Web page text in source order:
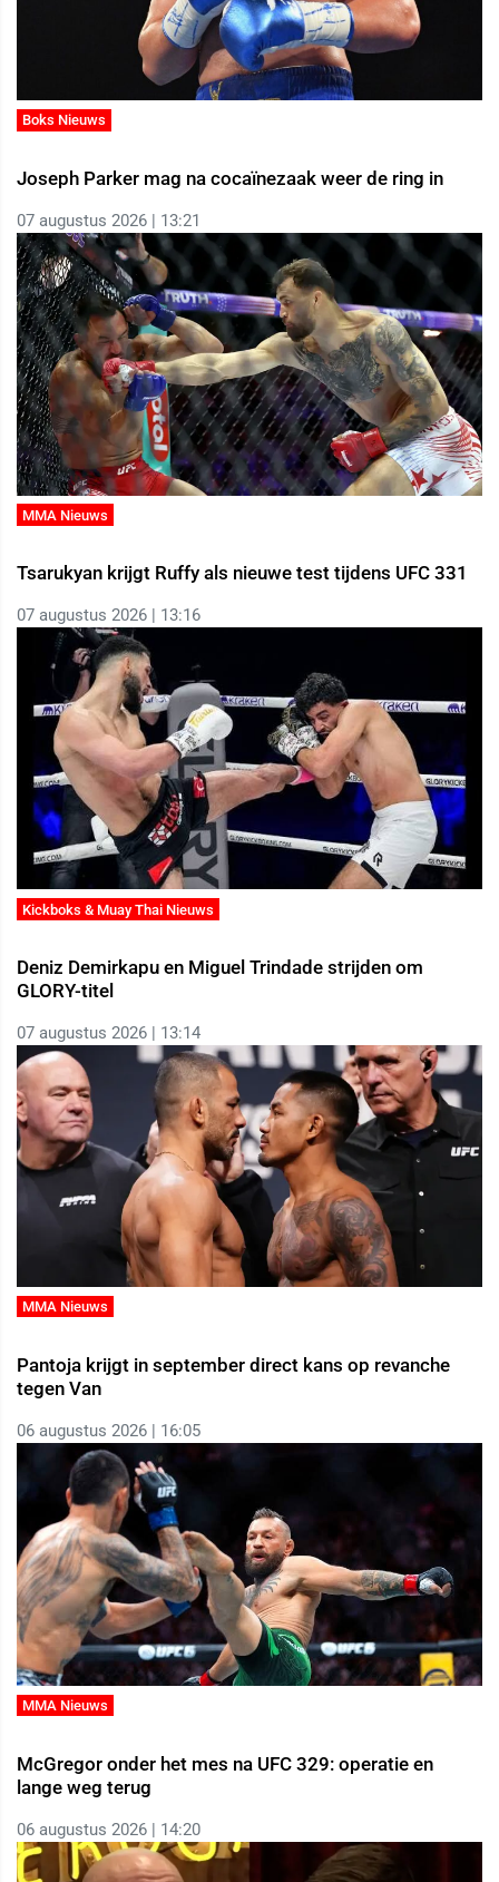
Boks Nieuws
Joseph Parker mag na cocaïnezaak weer de ring in
07 augustus 2026 | 13:21
MMA Nieuws
Tsarukyan krijgt Ruffy als nieuwe test tijdens UFC 331
07 augustus 2026 | 13:16
Kickboks & Muay Thai Nieuws
Deniz Demirkapu en Miguel Trindade strijden om
GLORY-titel
07 augustus 2026 | 13:14
MMA Nieuws
Pantoja krijgt in september direct kans op revanche
tegen Van
06 augustus 2026 | 16:05
MMA Nieuws
McGregor onder het mes na UFC 329: operatie en
lange weg terug
06 augustus 2026 | 14:20